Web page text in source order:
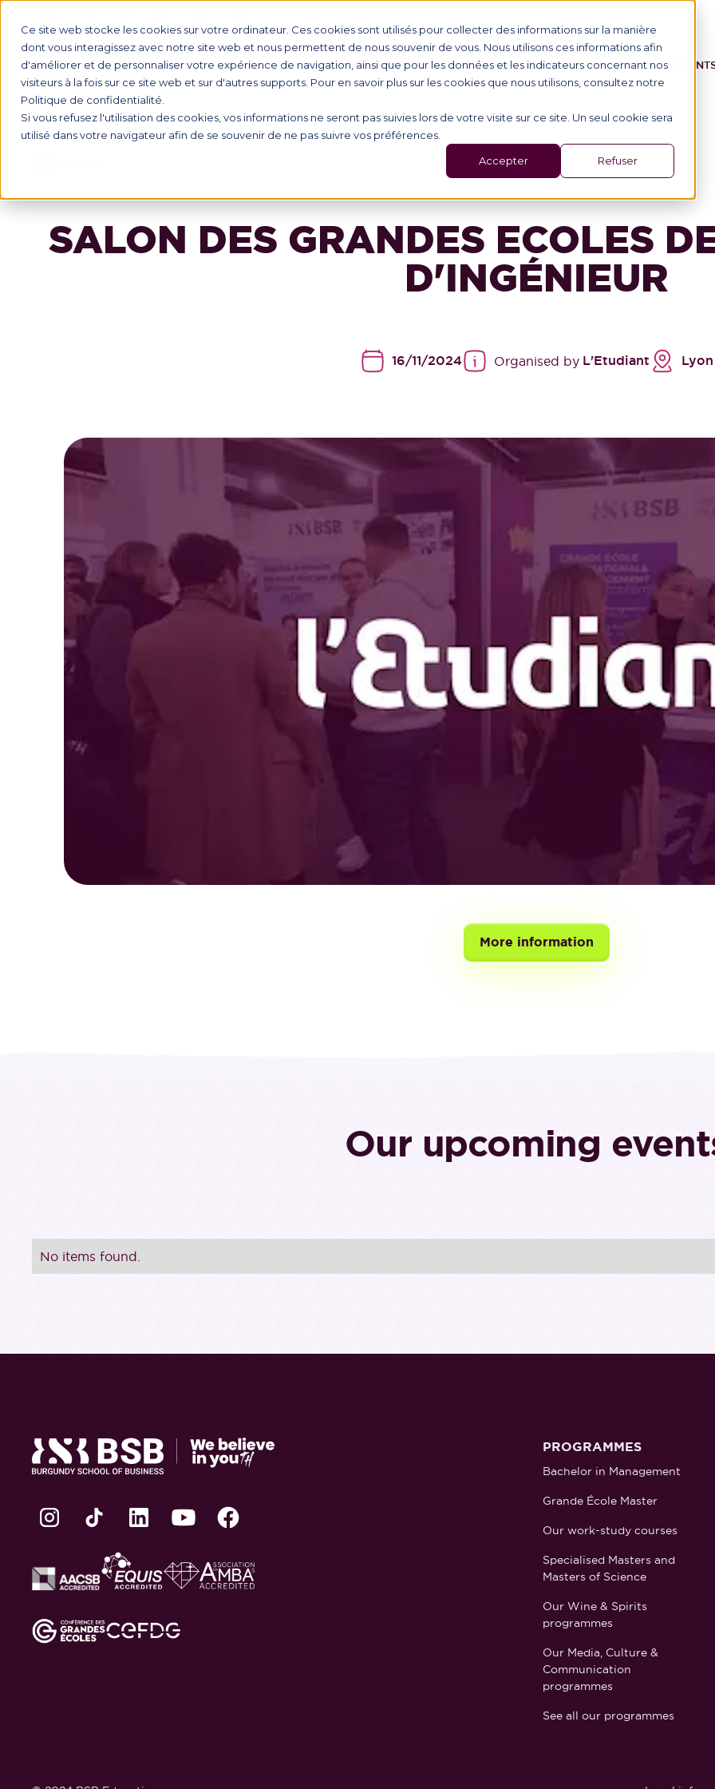
Ce site web stocke les cookies sur votre ordinateur. Ces cookies sont utilisés pour collecter des informations sur la manière
dont vous interagissez avec notre site web et nous permettent de nous souvenir de vous. Nous utilisons ces informations afin
d'améliorer et de personnaliser votre expérience de navigation, ainsi que pour les données et les indicateurs concernant nos
visiteurs à la fois sur ce site web et sur d'autres supports. Pour en savoir plus sur les cookies que nous utilisons, consultez notre
Politique de confidentialité.
Si vous refusez l'utilisation des cookies, vos informations ne seront pas suivies lors de votre visite sur ce site. Un seul cookie sera
utilisé dans votre navigateur afin de se souvenir de ne pas suivre vos préférences.
Accepter Refuser
INTERNATIONAL STUDENTS PROGRAMME SCHOOL
SALON DES GRANDES ECOLES
D'INGÉNIEUR
16/11/2024 Organised by L'Etudiant Lyon
More information
Our upcoming
No items found.
PROGRAMMES
Bachelor in Management
Grande École Master
Our work-study courses
Specialised Masters and
Masters of Science
Our Wine & Spirits
programmes
Our Media, Culture &
Communication
programmes
See all our programmes